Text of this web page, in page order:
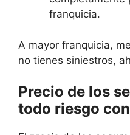
franquicia.
A mayor franquicia,
no tienes siniestros,
Precio de los
todo riesgo